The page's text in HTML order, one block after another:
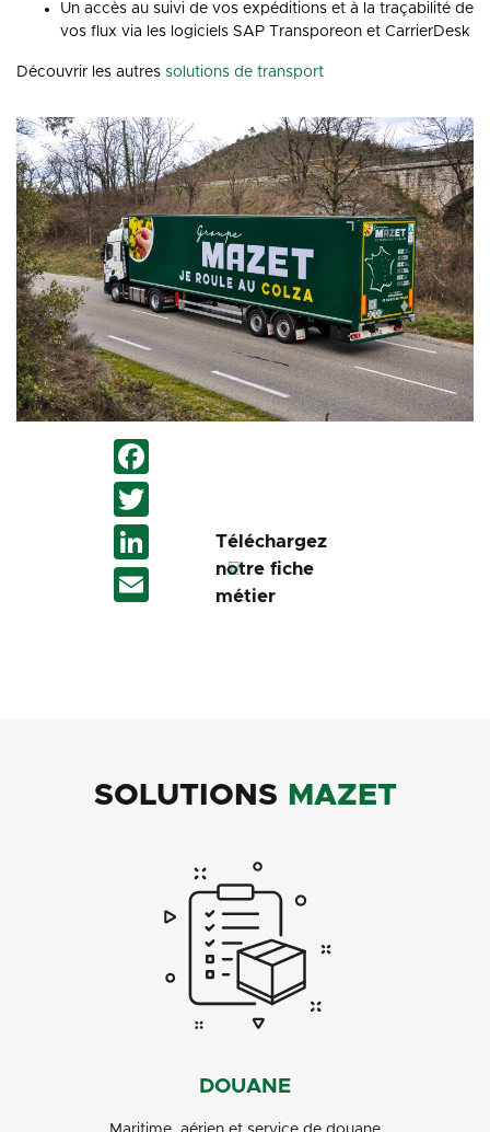
Un accès au suivi de vos expéditions et à la traçabilité de
vos flux via les logiciels SAP Transporeon et CarrierDesk
Découvrir les autres solutions de transport
LinkedIn
Email
Téléchargez
notre fiche
métier
SOLUTIONS MAZET
DOUANE